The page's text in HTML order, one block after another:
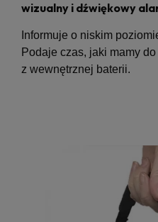
wizualny i dźwiękowy
Informuje o niskim
Podaje czas, jaki mamy
z wewnętrznej baterii.